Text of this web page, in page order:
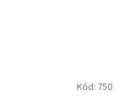
Kód: 750